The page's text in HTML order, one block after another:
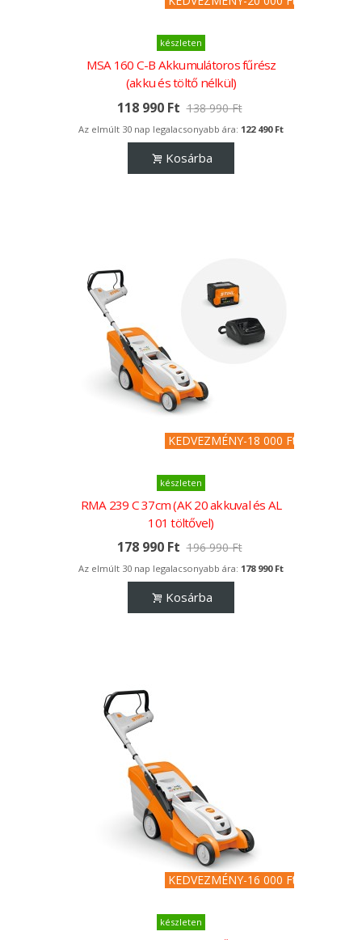
készleten
MSA 160 C-B Akkumulátoros fűrész
(akku és töltő nélkül)
118 990 Ft 138 990 Ft
Az elmúlt 30 nap legalacsonyabb ára: 122 490 Ft
Kosárba
KEDVEZMÉNY-18 000 Ft
készleten
RMA 239 C 37cm (AK 20 akkuval és AL
101 töltővel)
178 990 Ft 196 990 Ft
Az elmúlt 30 nap legalacsonyabb ára: 178 990 Ft
Kosárba
KEDVEZMÉNY-16 000 Ft
készleten